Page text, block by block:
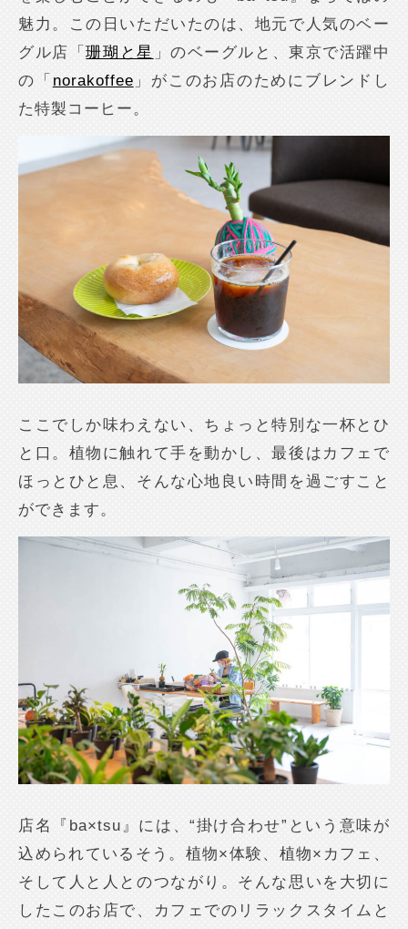
魅力。この日いただいたのは、地元で人気のベー
グル店「珊瑚と星 」のベーグルと、東京で活躍中
の「 norakoffee 」がこのお店のためにブレンドし
た特製コーヒー。
ここでしか味わえない、ちょっと特別な一杯とひ
と口。植物に触れて手を動かし、最後はカフェで
ほっとひと息、そんな心地良い時間を過ごすこと
ができます。
店名『ba×tsu』には、“掛け合わせ”という意味が
込められているそう。植物×体験、植物×カフェ、
そして人と人とのつながり。そんな思いを大切に
したこのお店で、カフェでのリラックスタイムと